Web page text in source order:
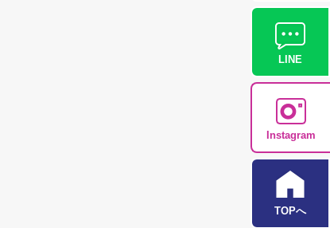
LINE
Instagram
TOPへ